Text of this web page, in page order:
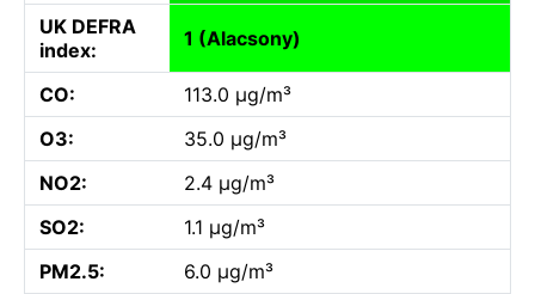
UK DEFRA
index:
1 (Alacsony)
CO:
113.0 µg/m³
O3:
35.0 µg/m³
NO2:
2.4 µg/m³
SO2:
1.1 µg/m³
PM2.5:
6.0 µg/m³